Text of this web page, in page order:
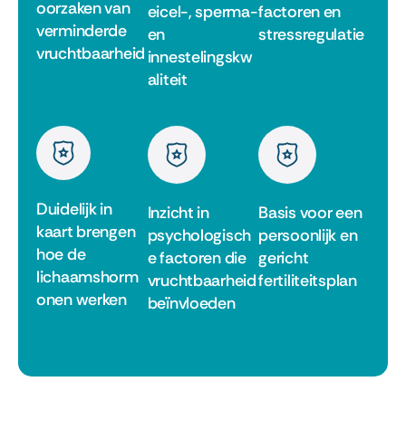
oorzaken van
verminderde
vruchtbaarheid
eicel-, sperma-
en
innestelingskw
aliteit
factoren en
stressregulatie
Duidelijk in
kaart brengen
hoe de
lichaamshorm
onen werken
Inzicht in
psychologisch
e factoren die
vruchtbaarheid
beïnvloeden
Basis voor een
persoonlijk en
gericht
fertiliteitsplan